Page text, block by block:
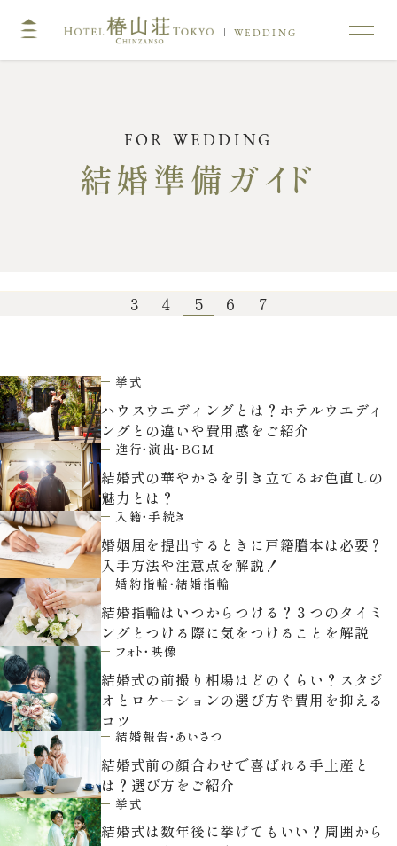
WEDDING
キリスト教式・人前式
披露宴
大披露宴会場
フォトガイドツアー 料理
ウエディングレポート ブライダルフェア
アクセス Q&A
ご列席の皆様へ 結納・顔合わせ
トピックス
お問い合わせ・
資料請求
ご成約者様へ
ご不明な点やご相談など、
お気軽にお問い合せください
結婚準備ガイド
挙式
ハウスウエディングとは？ホテルウエディ
ングとの違いや費用感をご紹介
進行・演出・BGM
結婚式の華やかさを引き立てるお色直しの
魅力とは？
入籍・手続き
婚姻届を提出するときに戸籍謄本は必要？
入手方法や注意点を解説！
婚約指輪・結婚指輪
結婚指輪はいつからつける？３つのタイミ
ングとつける際に気をつけることを解説
フォト・映像
結婚式の前撮り相場はどのくらい？スタジ
オとロケーションの選び方や費用を抑える
コツ
結婚報告・あいさつ
結婚式前の顔合わせで喜ばれる手土産と
は？選び方をご紹介
挙式
結婚式は数年後に挙げてもいい？周囲から
3 4 5 6 7